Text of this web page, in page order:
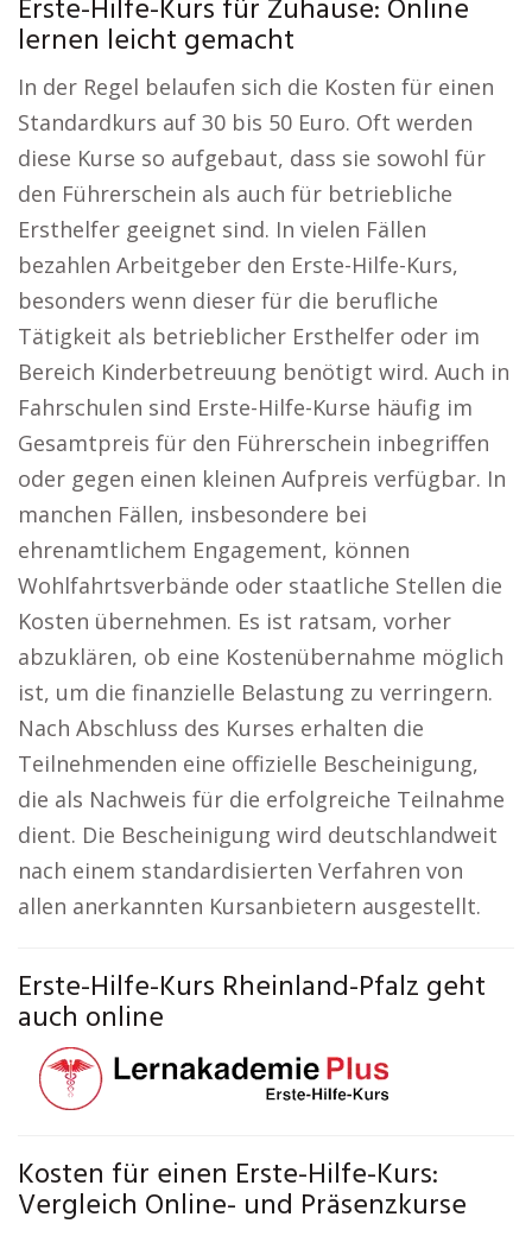
Erste-Hilfe-Kurs für Zuhause: Online
lernen leicht gemacht
In der Regel belaufen sich die Kosten für einen
Standardkurs auf 30 bis 50 Euro. Oft werden
diese Kurse so aufgebaut, dass sie sowohl für
den Führerschein als auch für betriebliche
Ersthelfer geeignet sind. In vielen Fällen
bezahlen Arbeitgeber den Erste-Hilfe-Kurs,
besonders wenn dieser für die berufliche
Tätigkeit als betrieblicher Ersthelfer oder im
Bereich Kinderbetreuung benötigt wird. Auch in
Fahrschulen sind Erste-Hilfe-Kurse häufig im
Gesamtpreis für den Führerschein inbegriffen
oder gegen einen kleinen Aufpreis verfügbar. In
manchen Fällen, insbesondere bei
ehrenamtlichem Engagement, können
Wohlfahrtsverbände oder staatliche Stellen die
Kosten übernehmen. Es ist ratsam, vorher
abzuklären, ob eine Kostenübernahme möglich
ist, um die finanzielle Belastung zu verringern.
Nach Abschluss des Kurses erhalten die
Teilnehmenden eine offizielle Bescheinigung,
die als Nachweis für die erfolgreiche Teilnahme
dient. Die Bescheinigung wird deutschlandweit
nach einem standardisierten Verfahren von
allen anerkannten Kursanbietern ausgestellt.
Erste-Hilfe-Kurs Rheinland-Pfalz geht
auch online
Kosten für einen Erste-Hilfe-Kurs:
Vergleich Online- und Präsenzkurse